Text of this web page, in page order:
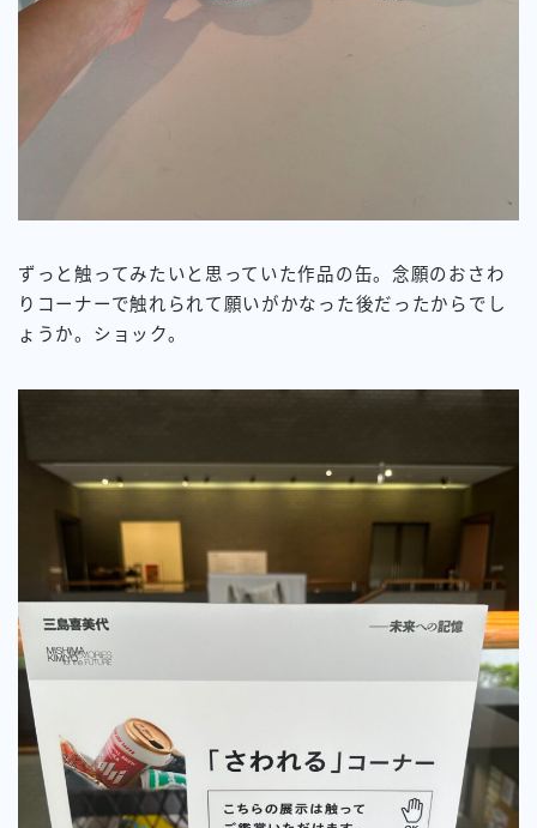
ずっと触ってみたいと思っていた作品の缶。念願のおさわ
りコーナーで触れられて願いがかなった後だったからでし
ょうか。ショック。